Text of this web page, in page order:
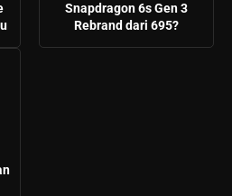
Snapdragon 6s Gen 3
Rebrand dari 695?